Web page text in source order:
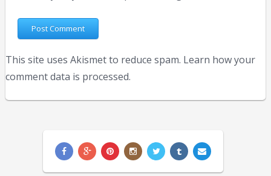
This site uses Akismet to reduce spam. Learn how your
comment data is processed.